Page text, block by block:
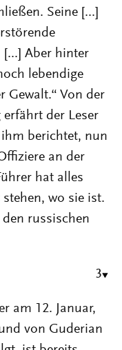
Seine [...]
[...] Aber hinter
lebendige
Gewalt.“ Von der
der Leser
berichtet, nun
an der
hat alles
wo sie ist.
russischen
3
am 12. Januar,
von Guderian